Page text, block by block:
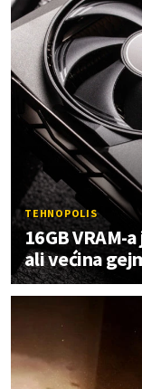
TEHNOPOLIS
16GB VRAM-
ali većina